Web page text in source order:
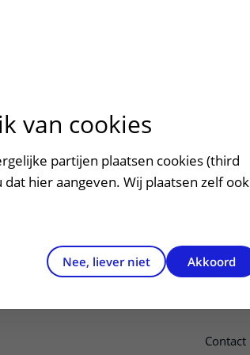
Verwijzers
Teleconsult aanvragen
Zorgverlenersportaal
Contact
van cookies
partijen plaatsen cookies (third
hier aangeven. Wij plaatsen zelf ook
Nee, liever niet Akkoord